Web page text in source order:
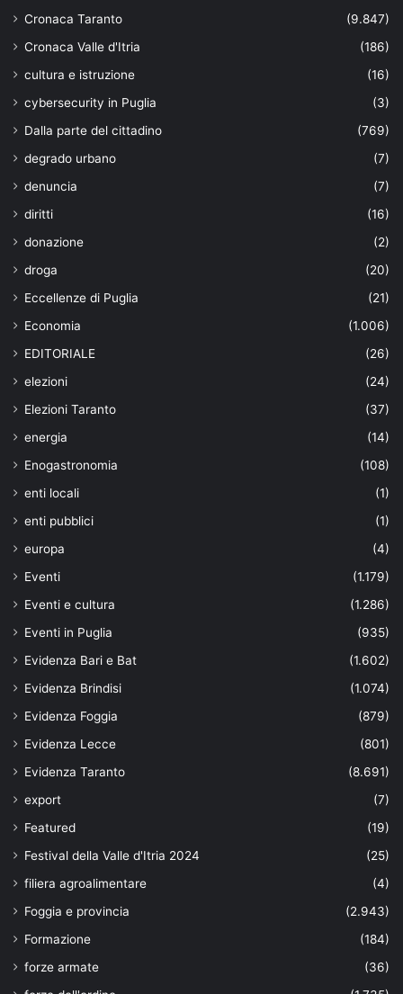
Cronaca Taranto
(9.847)
Cronaca Valle d'Itria
(186)
cultura e istruzione
(16)
cybersecurity in Puglia
(3)
Dalla parte del cittadino
(769)
degrado urbano
(7)
denuncia
(7)
diritti
(16)
donazione
(2)
droga
(20)
Eccellenze di Puglia
(21)
Economia
(1.006)
EDITORIALE
(26)
elezioni
(24)
Elezioni Taranto
(37)
energia
(14)
Enogastronomia
(108)
enti locali
(1)
enti pubblici
(1)
europa
(4)
Eventi
(1.179)
Eventi e cultura
(1.286)
Eventi in Puglia
(935)
Evidenza Bari e Bat
(1.602)
Evidenza Brindisi
(1.074)
Evidenza Foggia
(879)
Evidenza Lecce
(801)
Evidenza Taranto
(8.691)
export
(7)
Featured
(19)
Festival della Valle d'Itria 2024
(25)
filiera agroalimentare
(4)
Foggia e provincia
(2.943)
Formazione
(184)
forze armate
(36)